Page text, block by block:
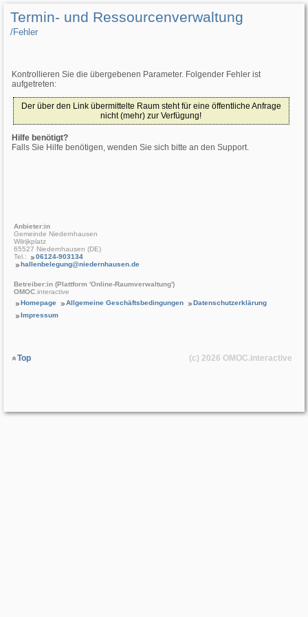
Termin- und Ressourcenverwaltung
/­Fehler
Kontrollieren Sie die übergebenen Parameter. Folgender Fehler ist
aufgetreten:
Der über den Link übermittelte Raum steht für eine öffentliche Anfrage
nicht (mehr) zur Verfügung!
Hilfe benötigt?
Falls Sie Hilfe benötigen, wenden Sie sich bitte an den Support.
Anbieter:in
Gemeinde Niedernhausen
Wilrijkplatz
65527 Niedernhausen (DE)
Tel.:
06124-903134
hallenbelegung@niedernhausen.de
Betreiber:in (Plattform 'Online-Raumverwaltung')
OMOC .interactive
Homepage
Allgemeine Geschäftsbedingungen
Datenschutzerklärung
Impressum
Top (c) 2026 OMOC.interactive